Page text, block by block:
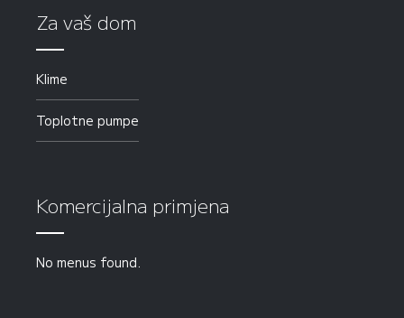
Za vaš dom
Klime
Toplotne pumpe
Komercijalna primjena
No menus found.